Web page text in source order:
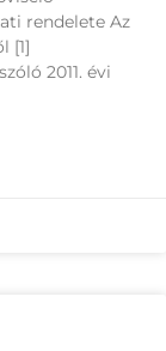
rendelete Az
[1]
2011. évi